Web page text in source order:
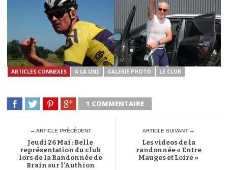
ARTICLES CONNEXES A LA UNE GALERIE PHOTO LE CLUB
1 COMMENTAIRE
← ARTICLE PRÉCÉDENT
Jeudi 26 Mai : Belle
représentation du club
lors de la Randonnée de
Brain sur l’Authion
ARTICLE SUIVANT →
Les videos de la
randonnée « Entre
Mauges et Loire »